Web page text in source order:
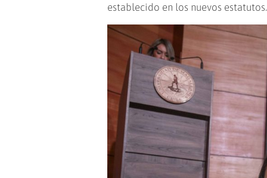
establecido en los nuevos estatutos.